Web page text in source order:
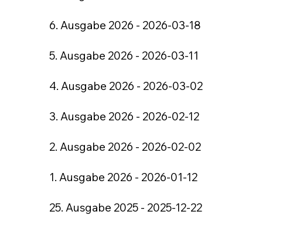
6. Ausgabe 2026 - 2026-03-18
5. Ausgabe 2026 - 2026-03-11
4. Ausgabe 2026 - 2026-03-02
3. Ausgabe 2026 - 2026-02-12
2. Ausgabe 2026 - 2026-02-02
1. Ausgabe 2026 - 2026-01-12
25. Ausgabe 2025 - 2025-12-22